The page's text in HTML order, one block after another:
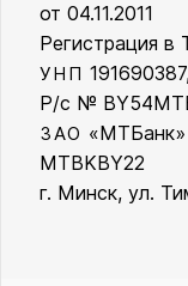
от 04.11.2011
Регистрация в
УНП
Р/с №
ЗАО
MTBKBY22
г. Минск, ул.